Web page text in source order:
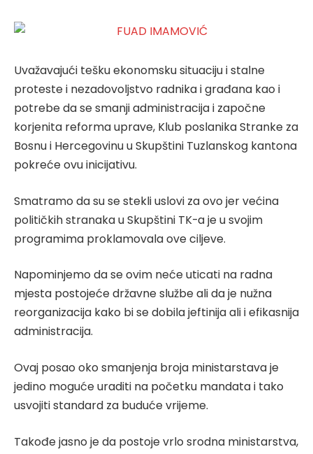
Uvažavajući tešku ekonomsku situaciju i stalne
proteste i nezadovoljstvo radnika i građana kao i
potrebe da se smanji administracija i započne
korjenita reforma uprave, Klub poslanika Stranke za
Bosnu i Hercegovinu u Skupštini Tuzlanskog kantona
pokreće ovu inicijativu.
Smatramo da su se stekli uslovi za ovo jer većina
političkih stranaka u Skupštini TK-a je u svojim
programima proklamovala ove ciljeve.
Napominjemo da se ovim neće uticati na radna
mjesta postojeće državne službe ali da je nužna
reorganizacija kako bi se dobila jeftinija ali i efikasnija
administracija.
Ovaj posao oko smanjenja broja ministarstava je
jedino moguće uraditi na početku mandata i tako
usvojiti standard za buduće vrijeme.
Takođe jasno je da postoje vrlo srodna ministarstva,